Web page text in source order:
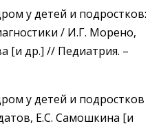
у детей и подростков:
/ И.Г. Морено,
[и др.] // Педиатрия. –
у детей и подростков
Е.С. Самошкина [и